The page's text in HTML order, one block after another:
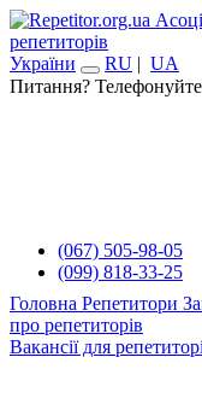
репетиторів
України
RU | UA
Питання?
(067) 505-98-05
(099) 818-33-25
Головна Репетитори
про репетиторів
Вакансії для